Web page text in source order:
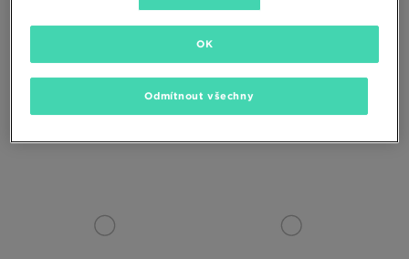
1490 Kč 1890 Kč
Odmítnout všechny
OK